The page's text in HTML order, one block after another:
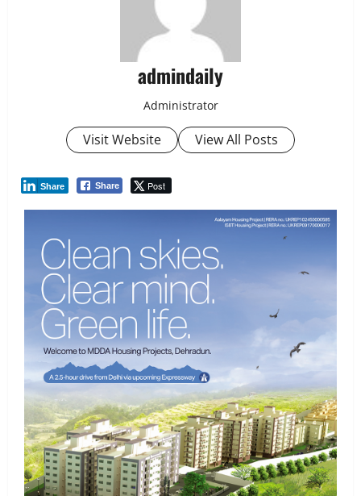
admindaily
Administrator
Visit Website View All Posts
Share Post
Share